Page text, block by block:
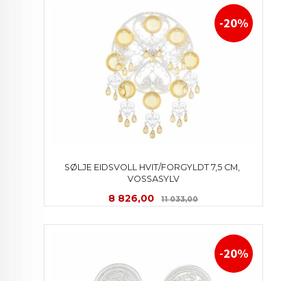
SØLJE EIDSVOLL HVIT/FORGYLDT 7,5 CM,
VOSSASYLV
Tilbud
8 826,00 11 033,00Rabatt
-20%
-20%